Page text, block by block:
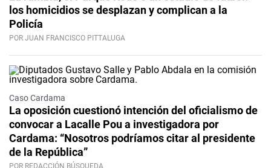
los homicidios se desplazan y complican a la
Policía
POR JUAN FRANCISCO PITTALUGA
Caso Cardama
La oposición cuestionó intención del oficialismo de
convocar a Lacalle Pou a investigadora por
Cardama: “Nosotros podríamos citar al presidente
de la República”
POR REDACCIÓN BÚSQUEDA